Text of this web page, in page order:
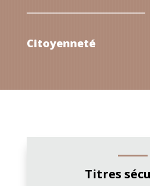
Citoyenneté
Titres